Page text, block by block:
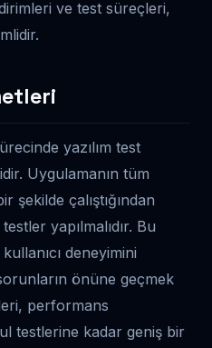
ve test süreçleri,
yazılım test
Uygulamanın tüm
çalıştığından
yapılmalıdır. Bu
deneyimini
önüne geçmek
performans
testlerine kadar geniş bir